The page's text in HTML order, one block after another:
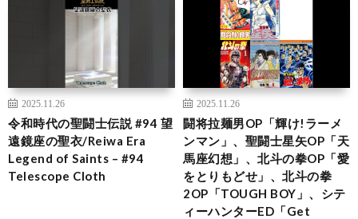
2025.11.26
令和時代の聖闘士伝説 #94 望
遠鏡座の聖衣/Reiwa Era
Legend of Saints – #94
Telescope Cloth
2025.11.26
闘将拉麺男OP「輝け!ラーメ
ンマン」、聖闘士星矢OP「天
馬座幻想」、北斗の拳OP「愛
をとりもどせ」、北斗の拳
2OP「TOUGH BOY」、シテ
ィーハンターED「Get